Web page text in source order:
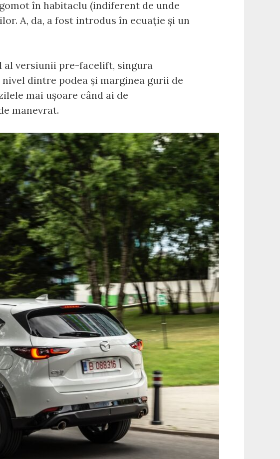
în habitaclu (indiferent de unde
A, da, a fost introdus în ecuație și un
al versiunii pre-facelift, singura
dintre podea și marginea gurii de
mai ușoare când ai de
manevrat.